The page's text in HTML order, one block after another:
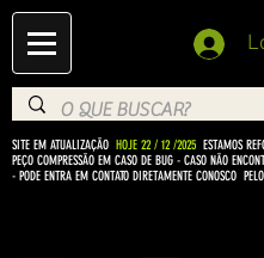
SITE EM ATUALIZAÇÃO HOJE 22 / 12 /2025 ESTAMOS
PEÇO COMPRESSÃO EM CASO DE BUG - CASO NÃO
- PODE ENTRA EM CONTATO DIRETAMENTE CONOSCO